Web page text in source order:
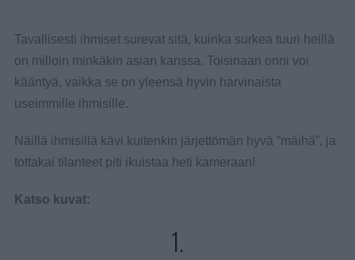
Tavallisesti ihmiset surevat sitä, kuinka surkea tuuri heillä
on milloin minkäkin asian kanssa. Toisinaan onni voi
kääntyä, vaikka se on yleensä hyvin harvinaista
useimmille ihmisille.
Näillä ihmisillä kävi kuitenkin järjettömän hyvä ”mäihä”, ja
tottakai tilanteet piti ikuistaa heti kameraan!
Katso kuvat:
1.